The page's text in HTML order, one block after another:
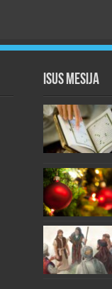
Isus Mesija